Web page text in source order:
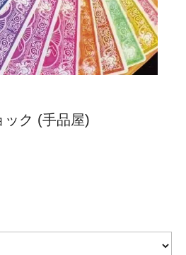
ック (手品屋)